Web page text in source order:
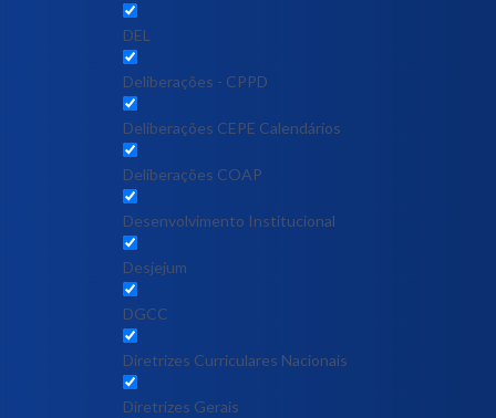
DEL
Deliberações - CPPD
Deliberações CEPE Calendários
Deliberações COAP
Desenvolvimento Institucional
Desjejum
DGCC
Diretrizes Curriculares Nacionais
Diretrizes Gerais